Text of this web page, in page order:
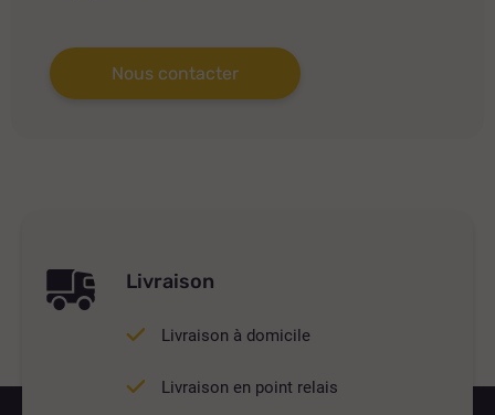
Nous contacter
Livraison
Livraison à domicile
Livraison en point relais